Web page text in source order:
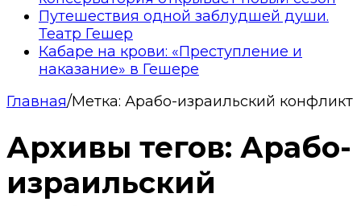
Путешествия одной заблудшей души.
Театр Гешер
Кабаре на крови: «Преступление и
наказание» в Гешере
Главная/Метка: Арабо-израильский конфликт
Архивы тегов: Арабо-
израильский